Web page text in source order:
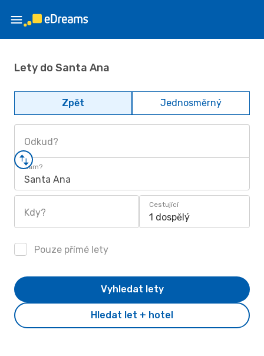
Lety do Santa Ana
Zpět Jednosměrný
Odkud?
Kam?
Santa Ana
Kdy?
Cestující
1 dospělý
Pouze přímé lety
Hledat let + hotel
Vyhledat lety